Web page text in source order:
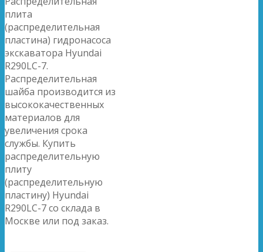
плита
(распределительная
пластина) гидронасоса
экскаватора Hyundai
R290LC-7.
Распределительная
шайба производится из
высококачественных
материалов для
увеличения срока
службы. Купить
распределительную
плиту
(распределительную
пластину) Hyundai
R290LC-7 со склада в
Москве или под заказ.